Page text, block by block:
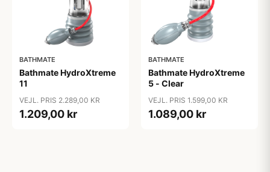
BATHMATE
Bathmate HydroXtreme
11
VEJL. PRIS 2.289,00 KR
1.209,00 kr
BATHMATE
Bathmate HydroXtreme
5 - Clear
VEJL. PRIS 1.599,00 KR
1.089,00 kr